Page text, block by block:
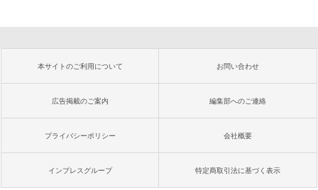
本サイトのご利用について お問い合わせ
広告掲載のご案内 編集部へのご連絡
プライバシーポリシー 会社概要
インプレスグループ 特定商取引法に基づく表示